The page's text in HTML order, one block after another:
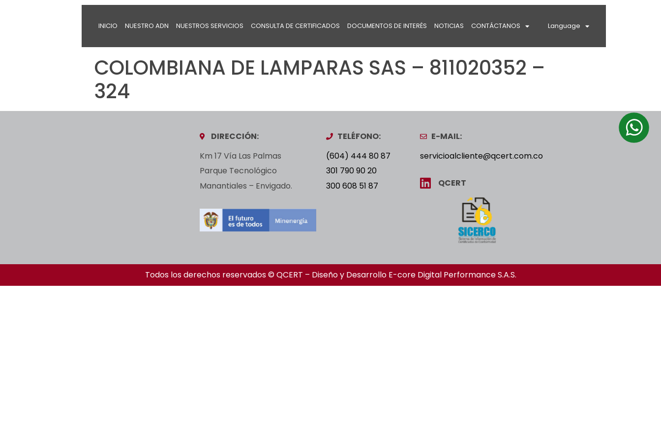
INICIO NUESTRO ADN NUESTROS SERVICIOS CONSULTA DE CERTIFICADOS DOCUMENTOS DE INTERÉS NOTICIAS CONTÁCTANOS Language
COLOMBIANA DE LAMPARAS SAS – 811020352 –
324
DIRECCIÓN:
Km 17 Vía Las Palmas
Parque Tecnológico
Manantiales – Envigado.
TELÉFONO:
(604) 444 80 87
301 790 90 20
300 608 51 87
E-MAIL:
servicioalcliente@qcert.com.co
QCERT
Todos los derechos reservados © QCERT – Diseño y Desarrollo E-core Digital Performance S.A.S.